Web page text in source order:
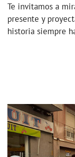
Te invitamos a
presente y
historia siempre